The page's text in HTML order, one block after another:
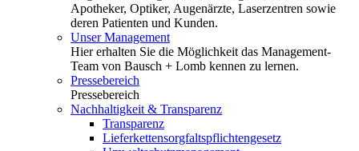
Apotheker, Optiker, Augenärzte, Laserzentren sowie
deren Patienten und Kunden.
Unser Management
Hier erhalten Sie die Möglichkeit das Management-
Team von Bausch + Lomb kennen zu lernen.
Pressebereich
Pressebereich
Nachhaltigkeit & Transparenz
Transparenz
Lieferkettensorgfaltspflichtengesetz